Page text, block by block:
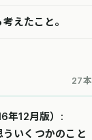
えたこと。
27本
年12月版）:
いくつかのこと